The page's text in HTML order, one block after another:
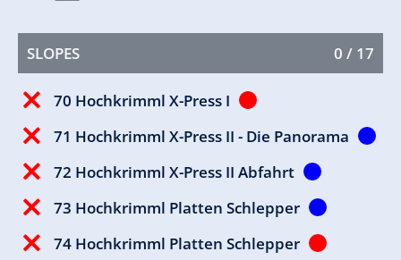
SLOPES 0 / 17
70 Hochkrimml X-Press I
71 Hochkrimml X-Press II - Die Panorama
72 Hochkrimml X-Press II Abfahrt
73 Hochkrimml Platten Schlepper
74 Hochkrimml Platten Schlepper